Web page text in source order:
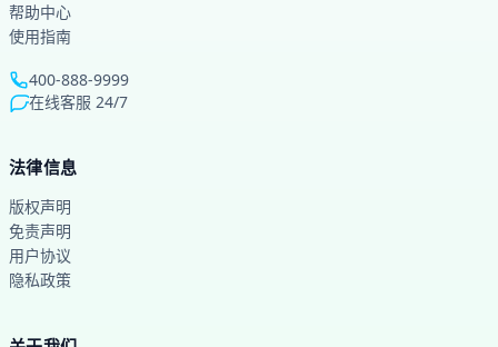
帮助中心
使用指南
400-888-9999
在线客服 24/7
法律信息
版权声明
免责声明
用户协议
隐私政策